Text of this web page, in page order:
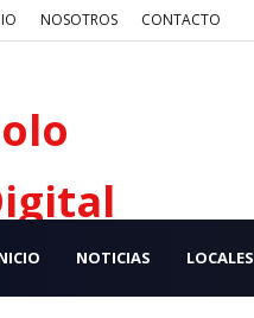
NOSOTROS CONTACTO
NOTICIAS LOCALES